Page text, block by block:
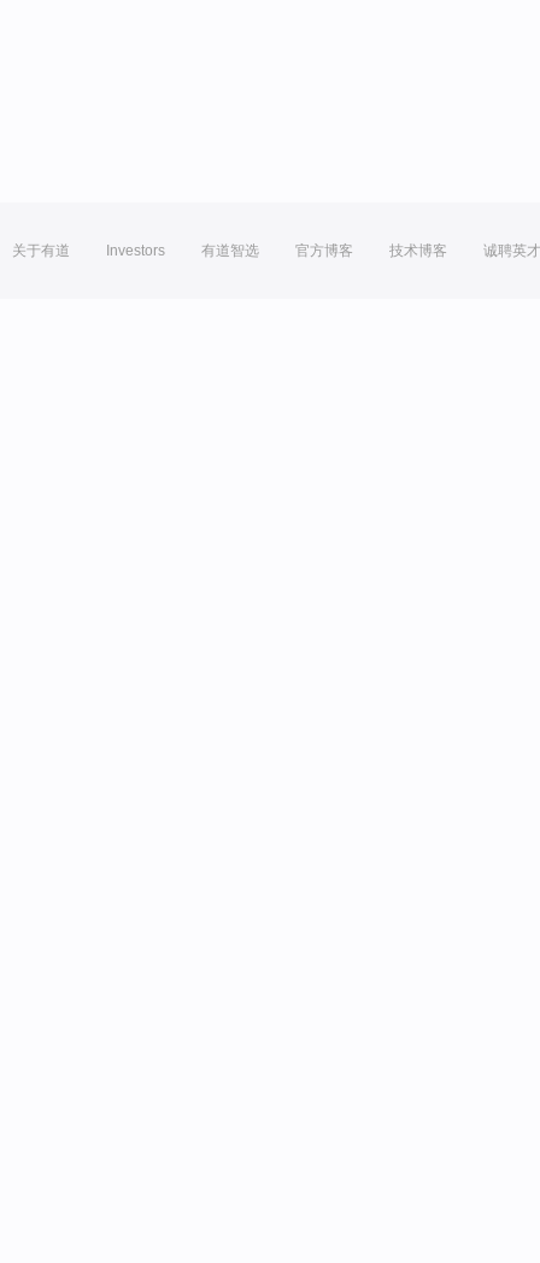
关于有道 Investors 有道智选 官方博客 技术博客 诚聘英才